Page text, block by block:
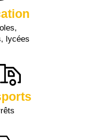
lycées